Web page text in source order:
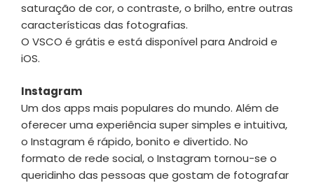
saturação de cor, o contraste, o brilho, entre outras
características das fotografias.
O VSCO é grátis e está disponível para Android e
iOS.
Instagram
Um dos apps mais populares do mundo. Além de
oferecer uma experiência super simples e intuitiva,
o Instagram é rápido, bonito e divertido. No
formato de rede social, o Instagram tornou-se o
queridinho das pessoas que gostam de fotografar